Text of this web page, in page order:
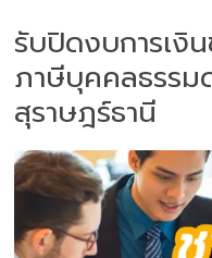
รับปิดงบการเงิ
ภาษีบุคคลธรรม
สุราษฎร์ธานี